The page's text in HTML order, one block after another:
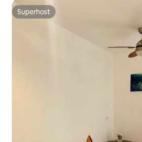
Superhost
Superhost